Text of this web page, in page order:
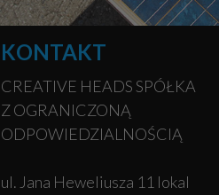
KONTAKT
CREATIVE HEADS SPÓŁKA
Z OGRANICZONĄ
ODPOWIEDZIALNOŚCIĄ
ul. Jana Heweliusza 11 lokal